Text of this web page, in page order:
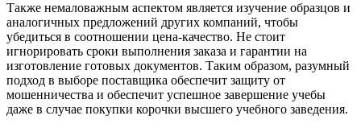
Также немаловажным аспектом является изучение образцов и
аналогичных предложений других компаний, чтобы
убедиться в соотношении цена-качество. Не стоит
игнорировать сроки выполнения заказа и гарантии на
изготовление готовых документов. Таким образом, разумный
подход в выборе поставщика обеспечит защиту от
мошенничества и обеспечит успешное завершение учебы
даже в случае покупки корочки высшего учебного заведения.